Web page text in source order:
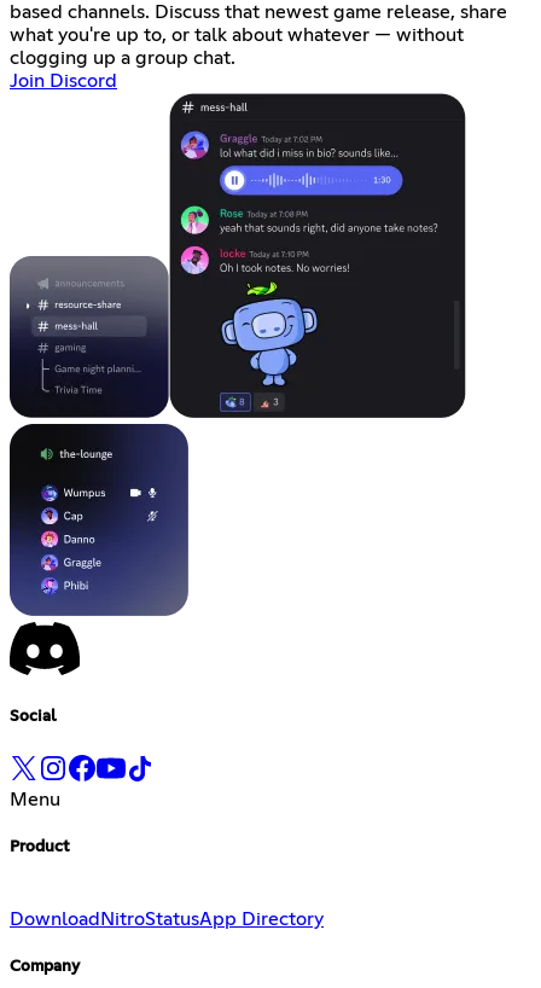
based channels. Discuss that newest game release, share
what you're up to, or talk about whatever — without
clogging up a group chat.
Join Discord
Social
Menu
Product
DownloadNitroStatusApp Directory
Company